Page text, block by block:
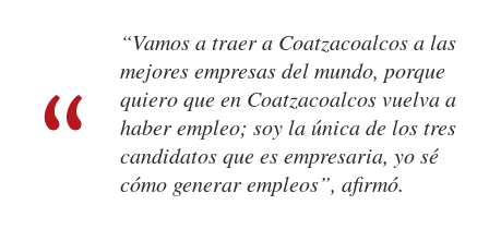
“Vamos a traer a Coatzacoalcos a las
mejores empresas del mundo, porque
quiero que en Coatzacoalcos vuelva a
haber empleo; soy la única de los tres
candidatos que es empresaria, yo sé
cómo generar empleos”, afirmó.